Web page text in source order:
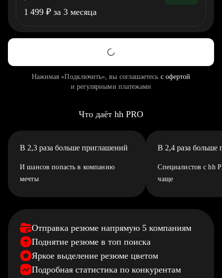
1 499 ₽ за 3 месяца
Нажимая «Подключить», вы соглашаетесь с офертой
и регулярными платежами
Что даёт hh PRO
В 2,3 раза больше приглашений
И шансов попасть в компанию
мечты
В 2,4 раза больше
Специалистов с hh
чаще
Отправка резюме напрямую 5 компаниям
Поднятие резюме в топ поиска
Яркое выделение резюме цветом
Подробная статистика по конкурентам